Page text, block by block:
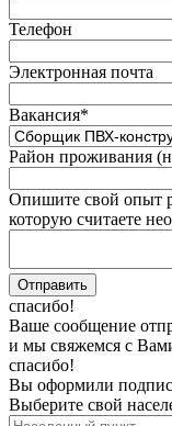
Телефон
Электронная почта
Вакансия*
Район проживания
Опишите свой опыт
которую считаете
спасибо!
Ваше сообщение
и мы свяжемся с
спасибо!
Вы оформили
Выберите свой